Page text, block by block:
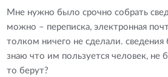
Мне нужно было срочно собрать
можно – переписка, электронная
толком ничего не сделали.
знаю что им пользуется человек, не
то берут?